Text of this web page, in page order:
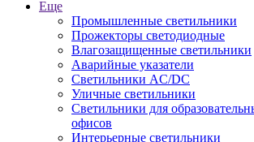
Еще
Промышленные светильники
Прожекторы светодиодные
Влагозащищенные светильники
Аварийные указатели
Светильники AC/DC
Уличные светильники
Светильники для
офисов
Интерьерные светильники